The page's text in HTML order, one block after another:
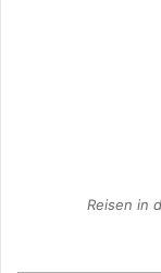
Reisen in